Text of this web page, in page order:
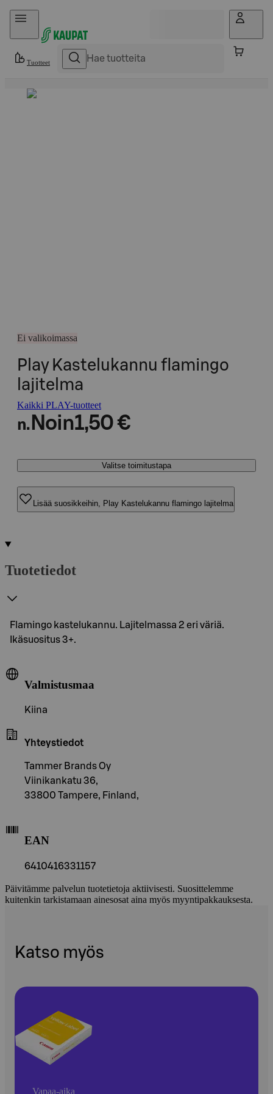
Hyppää sisältöön
Tuotteet
Ei valikoimassa
Play Kastelukannu flamingo
lajitelma
Kaikki PLAY-tuotteet
n. Noin1,50 €
Valitse toimitustapa
Lisää suosikkeihin, Play Kastelukannu flamingo lajitelma
Tuotetiedot
Flamingo kastelukannu. Lajitelmassa 2 eri väriä.
Ikäsuositus 3+.
Valmistusmaa
Kiina
Yhteystiedot
Tammer Brands Oy
Viinikankatu 36,
33800 Tampere, Finland,
EAN
6410416331157
Päivitämme palvelun tuotetietoja aktiivisesti. Suosittelemme
kuitenkin tarkistamaan ainesosat aina myös myyntipakkauksesta.
Katso myös
Vapaa-aika